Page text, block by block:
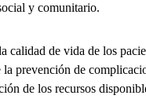
y comunitario.
calidad de vida de los
la prevención de
de los recursos